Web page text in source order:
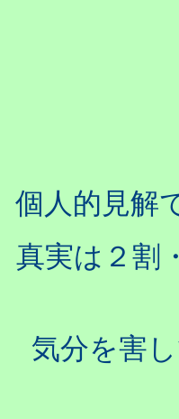
個人的見解
真実は２割
気分を害